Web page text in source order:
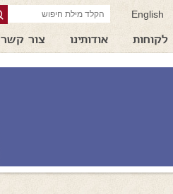
English
לקוחות אודותינו צור קשר